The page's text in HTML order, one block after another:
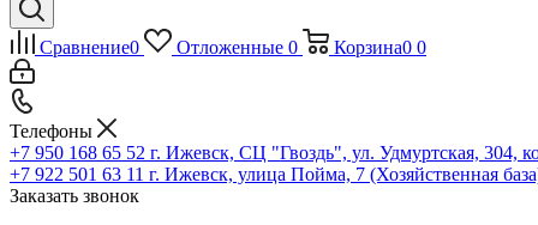
Сравнение0 Отложенные 0 Корзина0 0
Телефоны
+7 950 168 65 52 г. Ижевск, СЦ "Гвоздь", ул. Удмуртская, 304,
+7 922 501 63 11 г. Ижевск, улица Пойма, 7 (Хозяйственная
Заказать звонок